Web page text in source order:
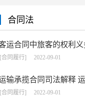
合同法
[合同履行] 2022-09-01
[合同履行] 2022-09-01